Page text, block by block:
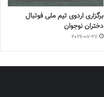
برگزاری اردوی تیم ملی فوتبال
دختران نوجوان
2026-07-27